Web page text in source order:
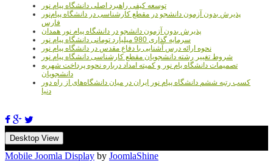
توسعه کیفی راهبرد اصلی دانشگاه پیام نور
پذیرش بدون آزمون دانشجو در مقطع کارشناسی در دانشگاه پیام‌نور
فارس
پذیرش بدون آزمون دانشجو در دانشگاه پیام نور همدان
سرمایه گذاری 980 میلیارد تومانی دانشگاه پیام نور
نحوه ارائه درس آشنایی با دفاع مقدس در دانشگاه پیام نور
شروط تغییر رشته دانشجویان مقطع کارشناسی دانشگاه پیام نور
تصمیمات دانشگاه یام نور و کمیته امداد درباره نحوه پرداخت شهریه
دانشجویان
کسب رتبه ششم دانشگاه پیام نور ایران در میان دانشگاه‌های از راه دور
دنیا
Desktop View
Mobile Joomla Display by JoomlaShine